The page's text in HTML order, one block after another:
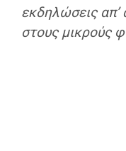
εκδηλώσεις απ’
στους μικρούς